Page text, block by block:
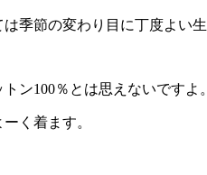
季節の変わり目に丁度よい
ン100％とは思えないですよ。
く着ます。